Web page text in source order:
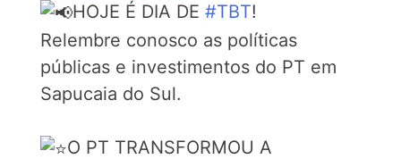
HOJE É DIA DE #TBT!
Relembre conosco as políticas
públicas e investimentos do PT em
Sapucaia do Sul.
O PT TRANSFORMOU A